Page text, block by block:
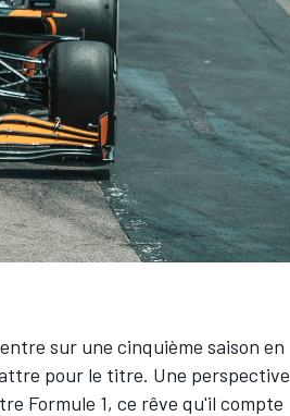
sur une cinquième saison en
pour le titre. Une perspective
Formule 1, ce rêve qu'il compte